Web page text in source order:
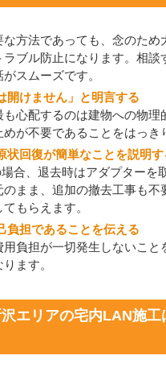
な方法であっても、念のため
ラブル防止になります。相談
スムーズです。
開けません」と明言する
も心配するのは建物への物理
が不要であることをはっき
状回復が簡単なことを説明す
合、退去時はアダプターを
のまま、追加の撤去工事も不
もらえます。
負担であることを伝える
用負担が一切発生しないこと
ます。
エリアの宅内LAN施工